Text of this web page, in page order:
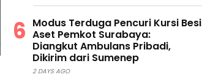
Modus Terduga Pencuri Kursi Besi
Aset Pemkot Surabaya:
Diangkut Ambulans Pribadi,
Dikirim dari Sumenep
2 DAYS AGO